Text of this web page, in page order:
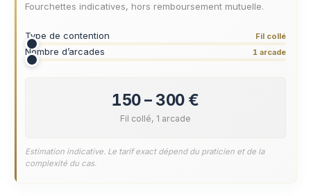
Fourchettes indicatives, hors remboursement mutuelle.
Type de contention Fil collé
Nombre d’arcades 1 arcade
150 – 300 €
Fil collé, 1 arcade
Estimation indicative. Le tarif exact dépend du praticien et de la
complexité du cas.